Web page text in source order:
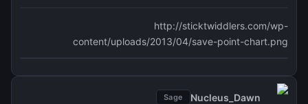
http://sticktwiddlers.com/wp-
content/uploads/2013/04/save-point-chart.png
Nucleus_Dawn
Sage